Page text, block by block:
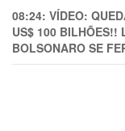
08:24: VÍDEO:
US$ 100 BILHÕES!!
BOLSONARO SE